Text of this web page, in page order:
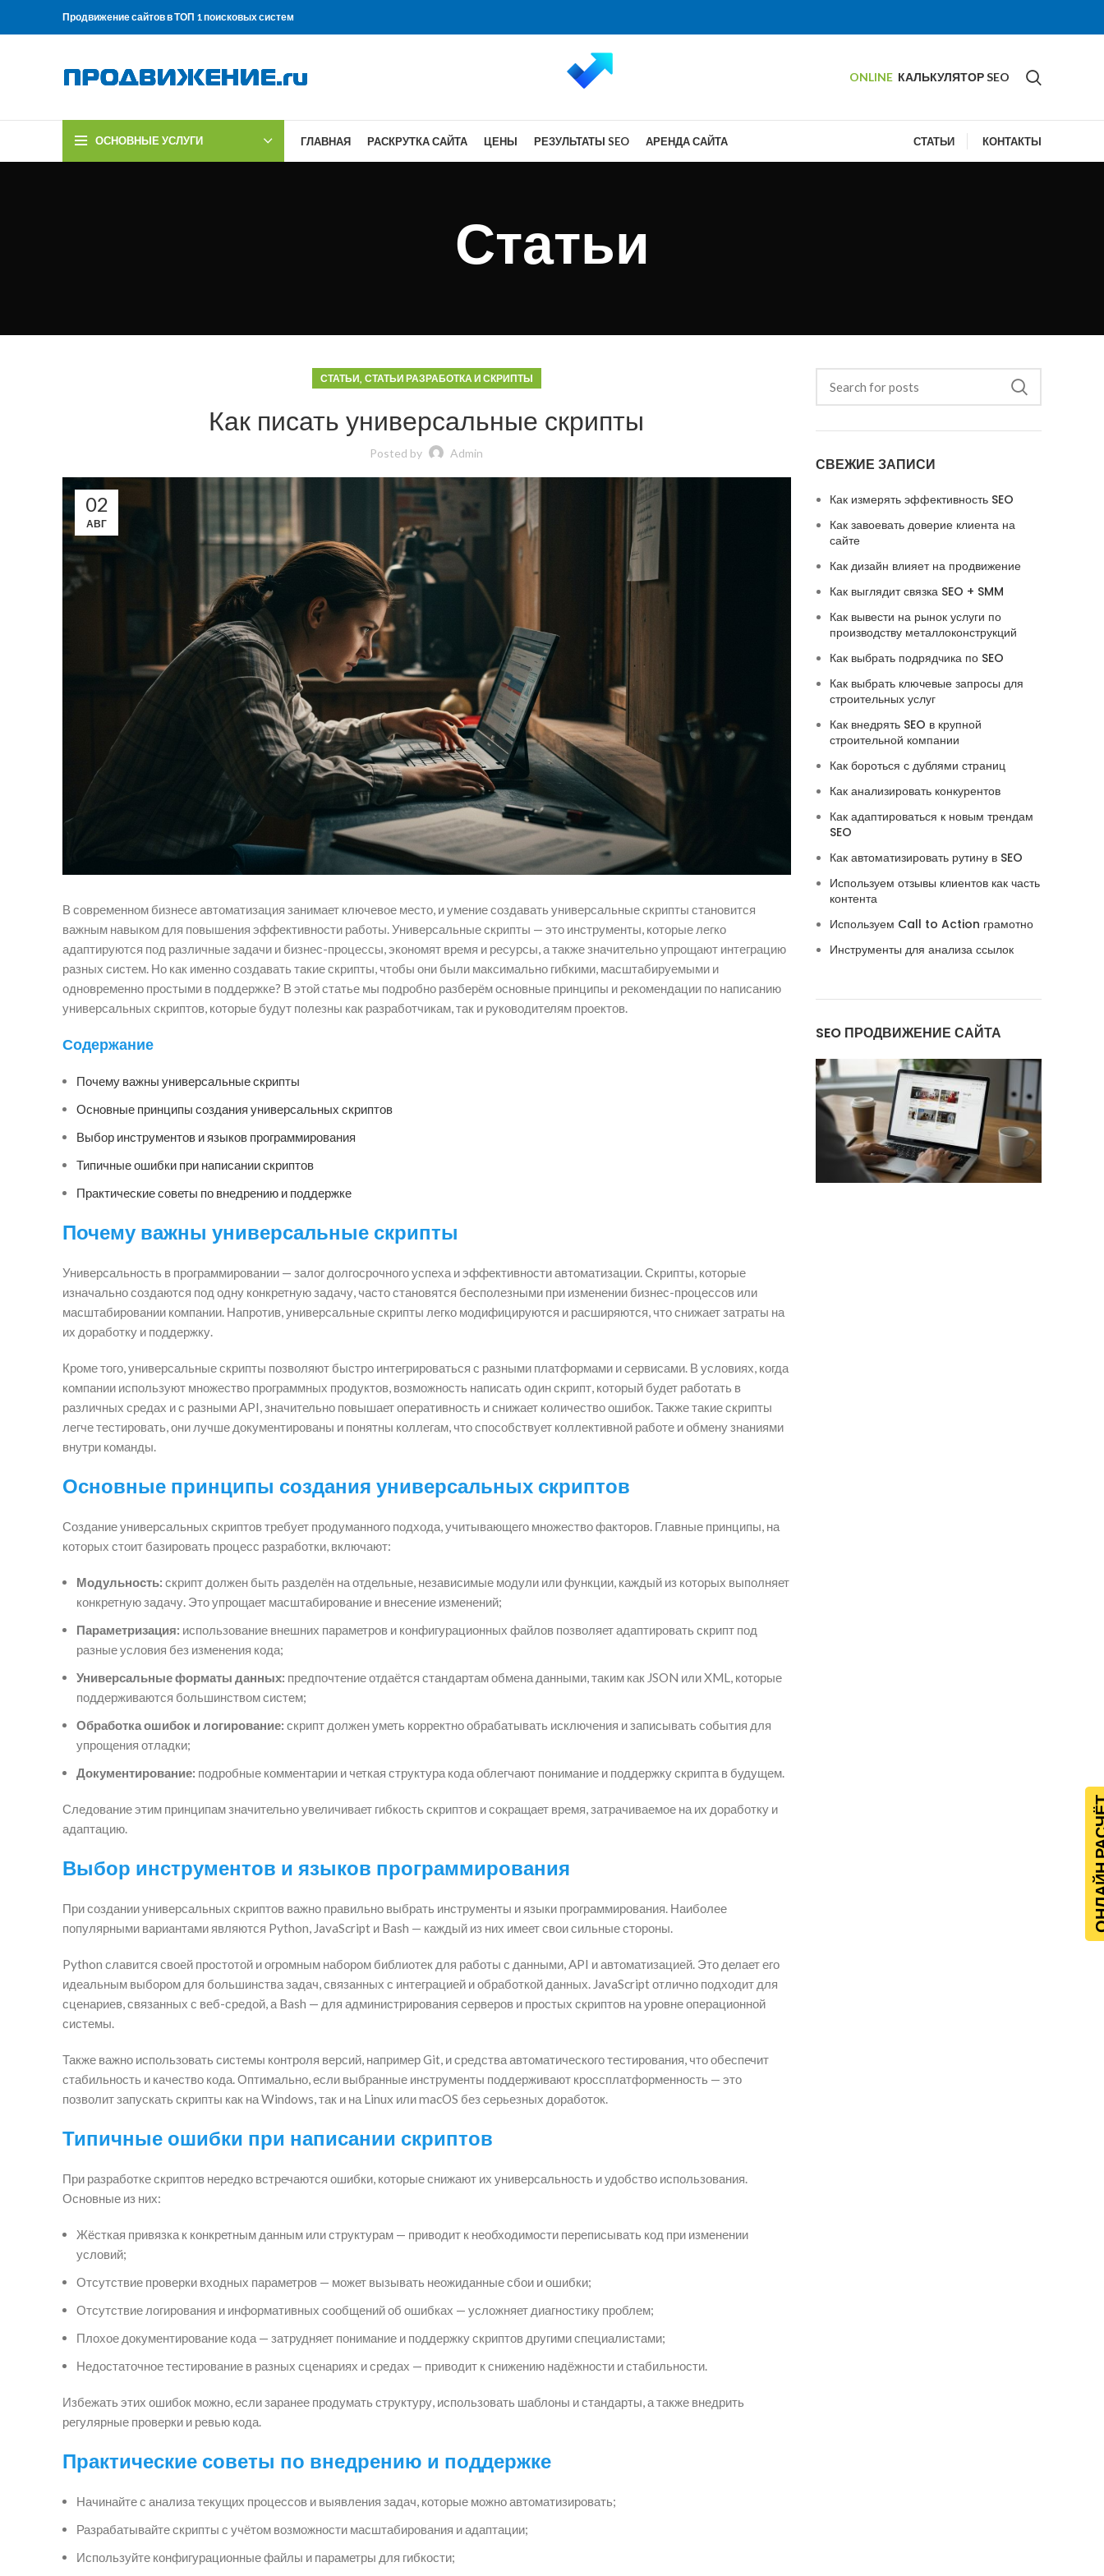
Продвижение сайтов в ТОП 1 поисковых систем
ONLINE КАЛЬКУЛЯТОР SEO
ОСНОВНЫЕ УСЛУГИ ГЛАВНАЯ РАСКРУТКА САЙТА ЦЕНЫ РЕЗУЛЬТАТЫ SEO АРЕНДА САЙТА СТАТЬИ КОНТАКТЫ
Статьи
СТАТЬИ, СТАТЬИ РАЗРАБОТКА И СКРИПТЫ
Как писать универсальные скрипты
Posted by Admin
02
АВГ
В современном бизнесе автоматизация занимает ключевое место, и умение создавать универсальные скрипты становится
важным навыком для повышения эффективности работы. Универсальные скрипты — это инструменты, которые легко
адаптируются под различные задачи и бизнес-процессы, экономят время и ресурсы, а также значительно упрощают интеграцию
разных систем. Но как именно создавать такие скрипты, чтобы они были максимально гибкими, масштабируемыми и
одновременно простыми в поддержке? В этой статье мы подробно разберём основные принципы и рекомендации по написанию
универсальных скриптов, которые будут полезны как разработчикам, так и руководителям проектов.
Содержание
Почему важны универсальные скрипты
Основные принципы создания универсальных скриптов
Выбор инструментов и языков программирования
Типичные ошибки при написании скриптов
Практические советы по внедрению и поддержке
Почему важны универсальные скрипты
Универсальность в программировании — залог долгосрочного успеха и эффективности автоматизации. Скрипты, которые
изначально создаются под одну конкретную задачу, часто становятся бесполезными при изменении бизнес-процессов или
масштабировании компании. Напротив, универсальные скрипты легко модифицируются и расширяются, что снижает затраты на
их доработку и поддержку.
Кроме того, универсальные скрипты позволяют быстро интегрироваться с разными платформами и сервисами. В условиях, когда
компании используют множество программных продуктов, возможность написать один скрипт, который будет работать в
различных средах и с разными API, значительно повышает оперативность и снижает количество ошибок. Также такие скрипты
легче тестировать, они лучше документированы и понятны коллегам, что способствует коллективной работе и обмену знаниями
внутри команды.
Основные принципы создания универсальных скриптов
Создание универсальных скриптов требует продуманного подхода, учитывающего множество факторов. Главные принципы, на
которых стоит базировать процесс разработки, включают:
Модульность: скрипт должен быть разделён на отдельные, независимые модули или функции, каждый из которых выполняет
конкретную задачу. Это упрощает масштабирование и внесение изменений;
Параметризация: использование внешних параметров и конфигурационных файлов позволяет адаптировать скрипт под
разные условия без изменения кода;
Универсальные форматы данных: предпочтение отдаётся стандартам обмена данными, таким как JSON или XML, которые
поддерживаются большинством систем;
Обработка ошибок и логирование: скрипт должен уметь корректно обрабатывать исключения и записывать события для
упрощения отладки;
Документирование: подробные комментарии и четкая структура кода облегчают понимание и поддержку скрипта в будущем.
Следование этим принципам значительно увеличивает гибкость скриптов и сокращает время, затрачиваемое на их доработку и
адаптацию.
Выбор инструментов и языков программирования
При создании универсальных скриптов важно правильно выбрать инструменты и языки программирования. Наиболее
популярными вариантами являются Python, JavaScript и Bash — каждый из них имеет свои сильные стороны.
Python славится своей простотой и огромным набором библиотек для работы с данными, API и автоматизацией. Это делает его
идеальным выбором для большинства задач, связанных с интеграцией и обработкой данных. JavaScript отлично подходит для
сценариев, связанных с веб-средой, а Bash — для администрирования серверов и простых скриптов на уровне операционной
системы.
Также важно использовать системы контроля версий, например Git, и средства автоматического тестирования, что обеспечит
стабильность и качество кода. Оптимально, если выбранные инструменты поддерживают кроссплатформенность — это
позволит запускать скрипты как на Windows, так и на Linux или macOS без серьезных доработок.
Типичные ошибки при написании скриптов
При разработке скриптов нередко встречаются ошибки, которые снижают их универсальность и удобство использования.
Основные из них:
Жёсткая привязка к конкретным данным или структурам — приводит к необходимости переписывать код при изменении
условий;
Отсутствие проверки входных параметров — может вызывать неожиданные сбои и ошибки;
Отсутствие логирования и информативных сообщений об ошибках — усложняет диагностику проблем;
Плохое документирование кода — затрудняет понимание и поддержку скриптов другими специалистами;
Недостаточное тестирование в разных сценариях и средах — приводит к снижению надёжности и стабильности.
Избежать этих ошибок можно, если заранее продумать структуру, использовать шаблоны и стандарты, а также внедрить
регулярные проверки и ревью кода.
Практические советы по внедрению и поддержке
Начинайте с анализа текущих процессов и выявления задач, которые можно автоматизировать;
Разрабатывайте скрипты с учётом возможности масштабирования и адаптации;
Используйте конфигурационные файлы и параметры для гибкости;
СВЕЖИЕ ЗАПИСИ
Как измерять эффективность SEO
Как завоевать доверие клиента на
сайте
Как дизайн влияет на продвижение
Как выглядит связка SEO + SMM
Как вывести на рынок услуги по
производству металлоконструкций
Как выбрать подрядчика по SEO
Как выбрать ключевые запросы для
строительных услуг
Как внедрять SEO в крупной
строительной компании
Как бороться с дублями страниц
Как анализировать конкурентов
Как адаптироваться к новым трендам
SEO
Как автоматизировать рутину в SEO
Используем отзывы клиентов как часть
контента
Используем Call to Action грамотно
Инструменты для анализа ссылок
SEO ПРОДВИЖЕНИЕ САЙТА